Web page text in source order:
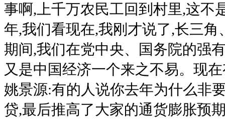
事啊,上千万农民工回到村里,这不
年,我们看现在,我刚才说了,长三
期间,我们在党中央、国务院的强
又是中国经济一个来之不易。现
姚景源:有的人说你去年为什么非
贷,最后推高了大家的通货膨胀预